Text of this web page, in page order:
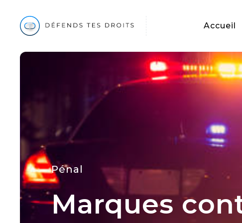
Accueil
Pénal
Marques